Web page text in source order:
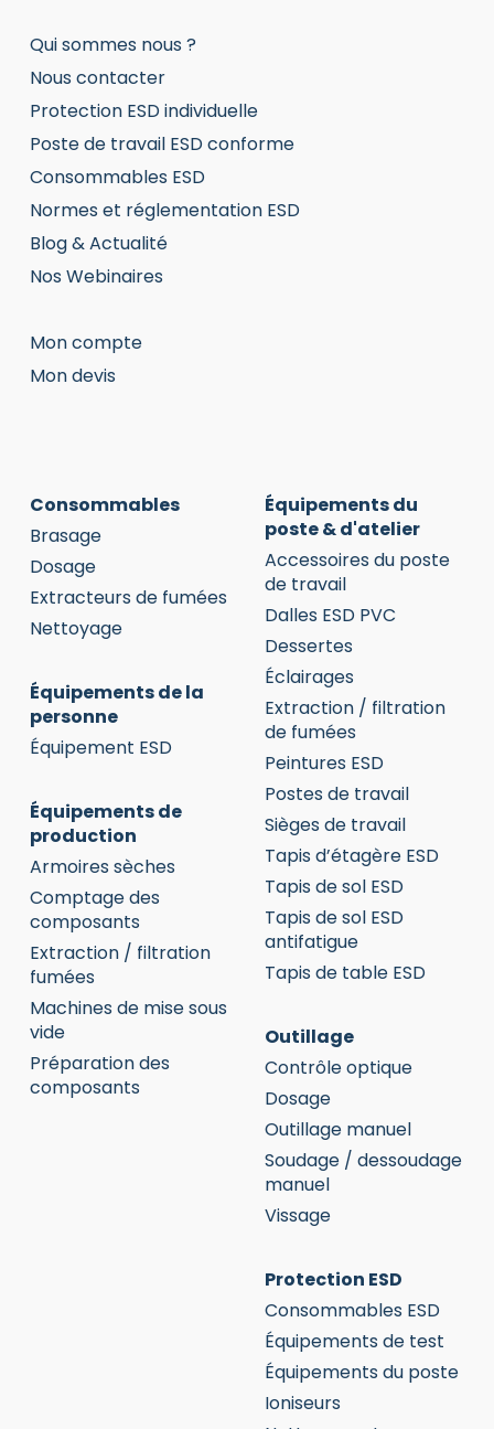
Qui sommes nous ?
Nous contacter
Protection ESD individuelle
Poste de travail ESD conforme
Consommables ESD
Normes et réglementation ESD
Blog & Actualité
Nos Webinaires
Mon compte
Mon devis
Consommables
Brasage
Dosage
Extracteurs de fumées
Nettoyage
Équipements de la
personne
Équipement ESD
Équipements de
production
Armoires sèches
Comptage des
composants
Extraction / filtration
fumées
Machines de mise sous
vide
Préparation des
composants
Équipements du
poste & d'atelier
Accessoires du poste
de travail
Dalles ESD PVC
Dessertes
Éclairages
Extraction / filtration
de fumées
Peintures ESD
Postes de travail
Sièges de travail
Tapis d’étagère ESD
Tapis de sol ESD
Tapis de sol ESD
antifatigue
Tapis de table ESD
Outillage
Contrôle optique
Dosage
Outillage manuel
Soudage / dessoudage
manuel
Vissage
Protection ESD
Consommables ESD
Équipements de test
Équipements du poste
Ioniseurs